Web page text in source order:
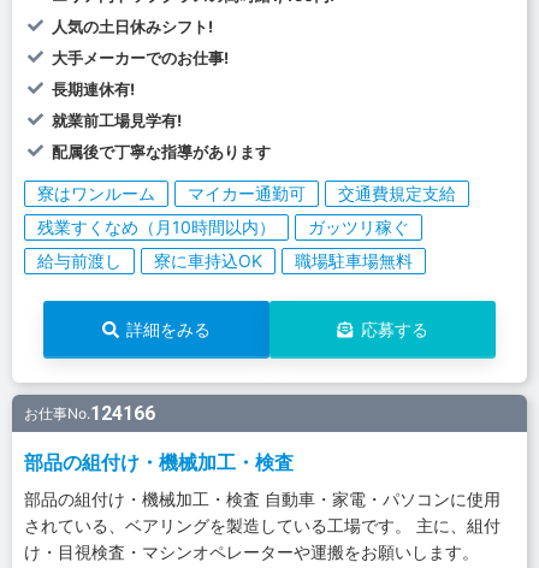
人気の土日休みシフト!
大手メーカーでのお仕事!
長期連休有!
就業前工場見学有!
配属後で丁寧な指導があります
寮はワンルーム マイカー通勤可
交通費規定支給
残業すくなめ（月10時間以内）
ガッツリ稼ぐ
給与前渡し
寮に車持込OK 職場駐車場無料
詳細をみる 応募する
お仕事No.124166
部品の組付け・機械加工・検査
部品の組付け・機械加工・検査 自動車・家電・パソコンに使用
されている、ベアリングを製造している工場です。 主に、組付
け・目視検査・マシンオペレーターや運搬をお願いします。